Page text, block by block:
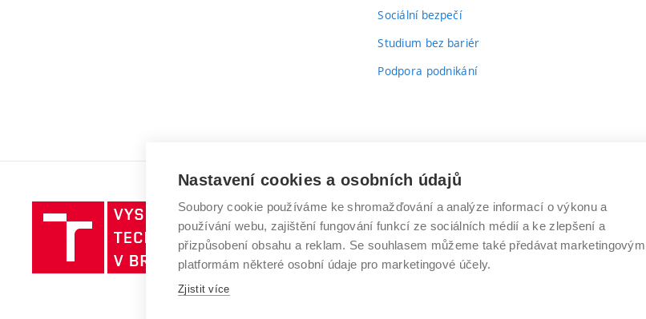
Sociální bezpečí
Studium bez bariér
Podpora podnikání
Vysoké
učení
technické
v
VYSOKÉ UČENÍ TECHNICKÉ V BRNĚ
Antonínská 548/1
602 00 Brno
www.vut.cz
Nastavení cookies a osobních údajů
Soubory cookie používáme ke shromažďování a analýze informací o výkonu a
používání webu, zajištění fungování funkcí ze sociálních médií a ke zlepšení a
přizpůsobení obsahu a reklam. Se souhlasem můžeme také předávat marketingovým
platformám některé osobní údaje pro marketingové účely.
Zjistit více